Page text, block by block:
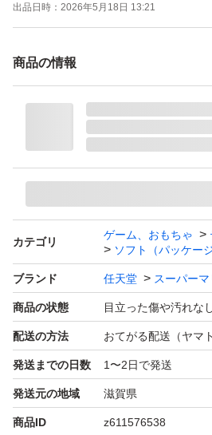
発送はネコポス発送予定しており
出品日時： 2026年5月18日 13:21
商品の情報
カテゴリ
ゲーム、おもちゃ
ソフト（パッケージ
ブランド 任天堂 スーパーマ
商品の状態 目立った傷や汚れな
配送の方法 おてがる配送（ヤマ
発送までの日数 1〜2日で発送
発送元の地域 滋賀県
商品ID z611576538